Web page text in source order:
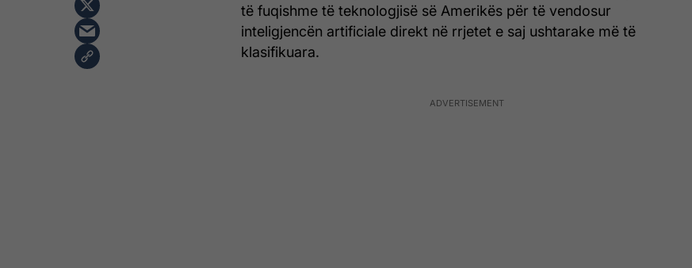
të fuqishme të teknologjisë së Amerikës për të vendosur
inteligjencën artificiale direkt në rrjetet e saj ushtarake më të
klasifikuara.